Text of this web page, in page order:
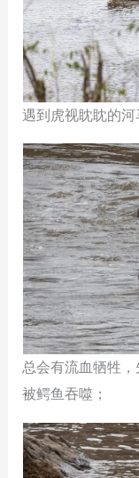
遇到虎视眈眈的河
总会有流血牺牲
被鳄鱼吞噬；